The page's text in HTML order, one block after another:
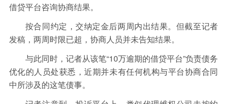
借贷平台咨询协商结果。
按合同约定，交纳定金后两周内出结果。但截至记者
发稿，两周时限已超，协商人员并未告知结果。
与此同时，记者从该笔“10万逾期的借贷平台”负责债务
优化的人员处获悉，近期并未有任何机构与平台协商合同
中所涉及的这笔债事。